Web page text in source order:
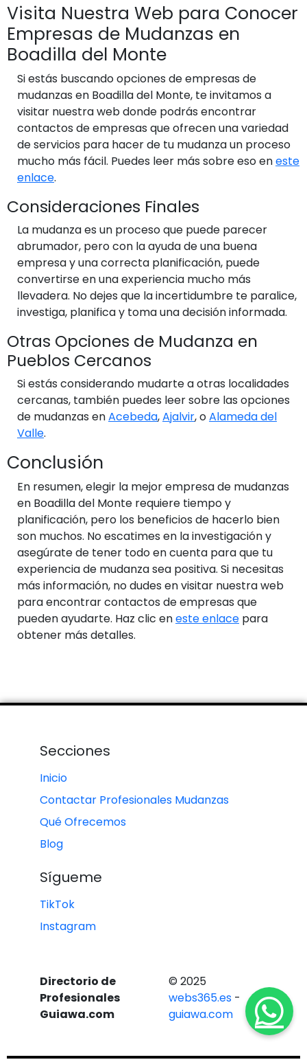
Visita Nuestra Web para Conocer
Empresas de Mudanzas en
Boadilla del Monte
Si estás buscando opciones de empresas de
mudanzas en Boadilla del Monte, te invitamos a
visitar nuestra web donde podrás encontrar
contactos de empresas que ofrecen una variedad
de servicios para hacer de tu mudanza un proceso
mucho más fácil. Puedes leer más sobre eso eneste
enlace.
Consideraciones Finales
La mudanza es un proceso que puede parecer
abrumador, pero con la ayuda de una buena
empresa y una correcta planificación, puede
convertirse en una experiencia mucho más
llevadera. No dejes que la incertidumbre te paralice,
investiga, planifica y toma una decisión informada.
Otras Opciones de Mudanza en
Pueblos Cercanos
Si estás considerando mudarte a otras localidades
cercanas, también puedes leer sobre las opciones
de mudanzas enAcebeda,Ajalvir, oAlameda del
Valle.
Conclusión
En resumen, elegir la mejor empresa de mudanzas
en Boadilla del Monte requiere tiempo y
planificación, pero los beneficios de hacerlo bien
son muchos. No escatimes en la investigación y
asegúrate de tener todo en cuenta para que tu
experiencia de mudanza sea positiva. Si necesitas
más información, no dudes en visitar nuestra web
para encontrar contactos de empresas que
pueden ayudarte. Haz clic eneste enlace para
obtener más detalles.
Secciones
Inicio
Contactar Profesionales Mudanzas
Qué Ofrecemos
Blog
Sígueme
TikTok
Instagram
Directorio de
Profesionales
Guiawa.com
© 2025
webs365.es -
guiawa.com